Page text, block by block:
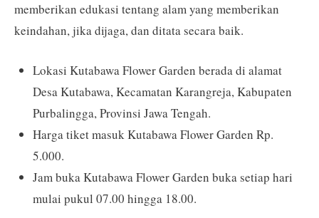
memberikan edukasi tentang alam yang memberikan
keindahan, jika dijaga, dan ditata secara baik.
Lokasi Kutabawa Flower Garden berada di alamat
Desa Kutabawa, Kecamatan Karangreja, Kabupaten
Purbalingga, Provinsi Jawa Tengah.
Harga tiket masuk Kutabawa Flower Garden Rp.
5.000.
Jam buka Kutabawa Flower Garden buka setiap hari
mulai pukul 07.00 hingga 18.00.